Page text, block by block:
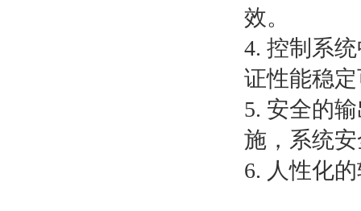
效。
4. 控制系
证性能稳
5. 安全的
施，系统
6. 人性化